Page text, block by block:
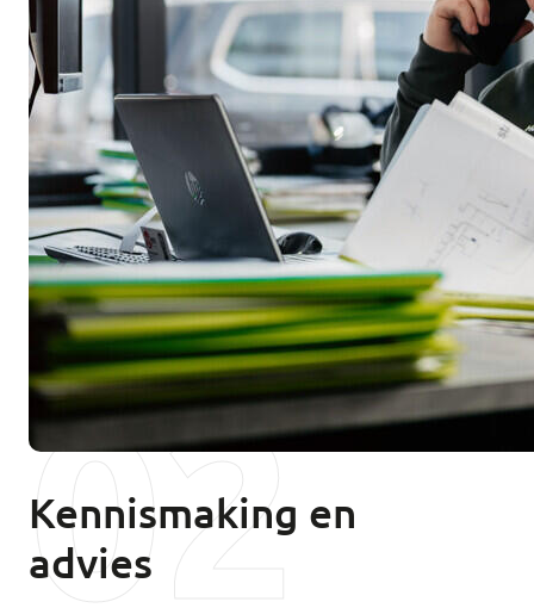
02
Kennismaking en
advies